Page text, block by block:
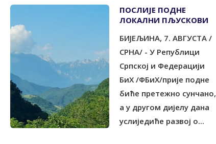
ПОСЛИЈЕ ПОДНЕ
ЛОКАЛНИ ПЉУСКОВИ
БИЈЕЉИНА, 7. АВГУСТА /
СРНА/ - У Републици
Српској и Федерацији
БиХ /ФБиХ/прије подне
биће претежно сунчано,
а у другом дијелу дана
услиједиће развој о...